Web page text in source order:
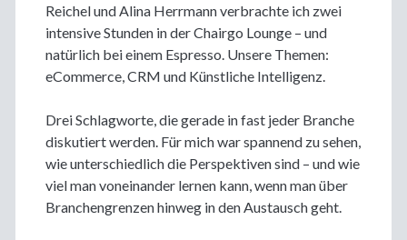
Reichel und Alina Herrmann verbrachte ich zwei
intensive Stunden in der Chairgo Lounge – und
natürlich bei einem Espresso. Unsere Themen:
eCommerce, CRM und Künstliche Intelligenz.
Drei Schlagworte, die gerade in fast jeder Branche
diskutiert werden. Für mich war spannend zu sehen,
wie unterschiedlich die Perspektiven sind – und wie
viel man voneinander lernen kann, wenn man über
Branchengrenzen hinweg in den Austausch geht.